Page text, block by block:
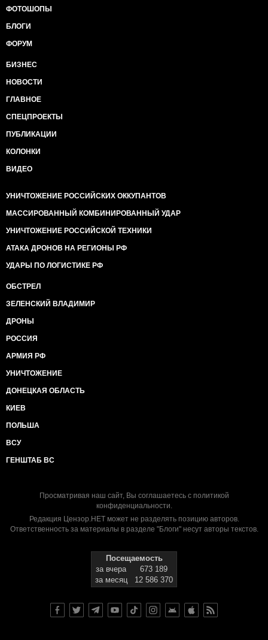
ФОТОШОПЫ
БЛОГИ
ФОРУМ
БИЗНЕС
НОВОСТИ
ГЛАВНОЕ
СПЕЦПРОЕКТЫ
ПУБЛИКАЦИИ
КОЛОНКИ
ВИДЕО
УНИЧТОЖЕНИЕ РОССИЙСКИХ ОККУПАНТОВ
МАССИРОВАННЫЙ КОМБИНИРОВАННЫЙ УДАР
УНИЧТОЖЕНИЕ РОССИЙСКОЙ ТЕХНИКИ
АТАКА ДРОНОВ НА РЕГИОНЫ РФ
УДАРЫ ПО ЛОГИСТИКЕ РФ
ОБСТРЕЛ
ЗЕЛЕНСКИЙ ВЛАДИМИР
ДРОНЫ
РОССИЯ
АРМИЯ РФ
УНИЧТОЖЕНИЕ
ДОНЕЦКАЯ ОБЛАСТЬ
КИЕВ
ПОЛЬША
ВСУ
ГЕНШТАБ ВС
Просматривая наш сайт, Вы соглашаетесь с политикой
конфиденциальности.
Редакция Цензор.НЕТ может не разделять позицию авторов.
Ответственность за материалы в разделе "Блоги" несут авторы текстов.
Посещаемость
за вчера
673 189
за месяц
12 586 370